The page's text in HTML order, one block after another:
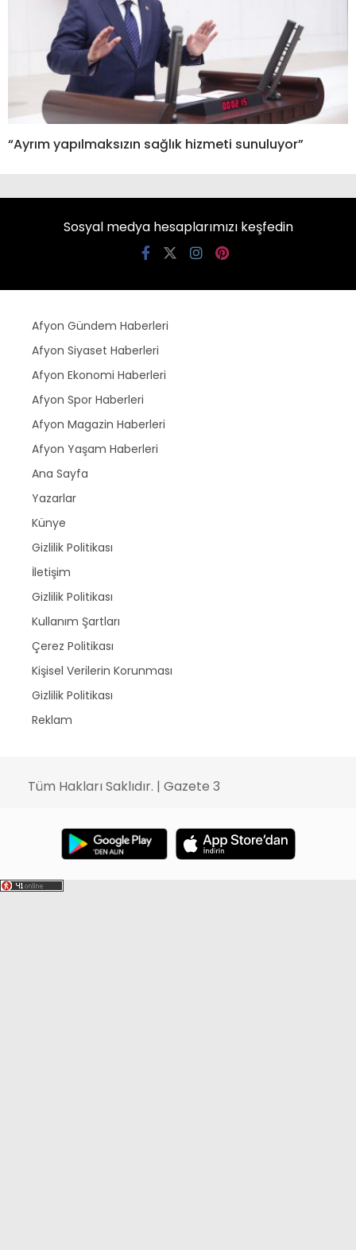
“Ayrım yapılmaksızın sağlık hizmeti sunuluyor”
Sosyal medya hesaplarımızı keşfedin
Afyon Gündem Haberleri
Afyon Siyaset Haberleri
Afyon Ekonomi Haberleri
Afyon Spor Haberleri
Afyon Magazin Haberleri
Afyon Yaşam Haberleri
Ana Sayfa
Yazarlar
Künye
Gizlilik Politikası
İletişim
Gizlilik Politikası
Kullanım Şartları
Çerez Politikası
Kişisel Verilerin Korunması
Gizlilik Politikası
Reklam
Tüm Hakları Saklıdır. | Gazete 3